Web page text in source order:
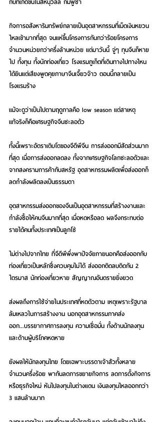
กิจการอสังหาริมทรัพย์กลายเป็นอุตสาหกรรมที่เม็ดเงินหยวน
ไหลเข้ามากที่สุด จนแห่ขึ้นโครงการกันกว่าร้อยโครงการ
จำนวนหน่วยกว่าครึ่งล้านหน่วย แต่มาวันนี้ จู่ๆ ทุนจีนก็หาย
ไป ทั้งทุน ทั้งนักท่องเที่ยว โรงแรมภูเก็ตที่เดินทางไปทางไหน
ได้ยินแต่เสียงพูดคุยภาษาจีนเจี๊ยวจ๊าว ตอนนี้กลายเป็น
โรงแรมร้าง
แม้จะดูว่าเป็นไปตามฤดูกาลคือ low season แต่สาเหตุ
แท้จริงก็คือเศรษฐกิจจีนชะลอตัว
ทั้งนี้เพราะอัตราเติบโตของจีดีพีจีน การส่งออกมีสัดส่วนมาก
ที่สุด เมื่อการส่งออกลดลง ทั้งจากเศรษฐกิจโลกชะลอตัวและ
จากสงครามการค้ากับสหรัฐ อุตสาหกรรมผลิตเพื่อส่งออกก็
ลดกำลังผลิตลงเป็นธรรมดา
อุตสาหกรรมส่งออกของจีนเป็นอุตสาหกรรมที่สร้างงานและ
กำลังซื้อให้คนจีนมากที่สุด เมื่อหดหรือลด ผลจึงกระทบต่อ
รายได้คนทั้งประเทศเป็นลูกโซ่
ไม่ต่างไปจากไทย ที่จีดีพีพึ่งพาปัจจัยภายนอกคือส่งออกกับ
ท่องเที่ยวเป็นหลักซึ่งควบคุมไม่ได้ ส่งออกติดลบติดกัน 2
ไตรมาส นักท่องเที่ยวหาย สัญญาณอันตรายยิ่งยวด
ส่งผลถึงการใช้จ่ายในประเทศที่หดตัวตาม เหตุเพราะรัฐบาล
ล้มเหลวในการสร้างงาน นอกอุตสาหกรรมภาคส่ง
ออก...บรรยากาศการลงทุน ความเชื่อมั่น ทั้งด้านนักลงทุน
และด้านผู้บริโภคหดหาย
ยังผลให้นักลงทุนไทย โดยเฉพาะบรรดาเจ้าสัวทั้งหลาย
จำนวนครึ่งร้อย พากันลดการขยายกิจการ ลดการตั้งกิจการ
หรือธุรกิจใหม่ หันไปลงทุนในต่างแดน เงินลงทุนไหลออกกว่า
3 แสนล้านบาท